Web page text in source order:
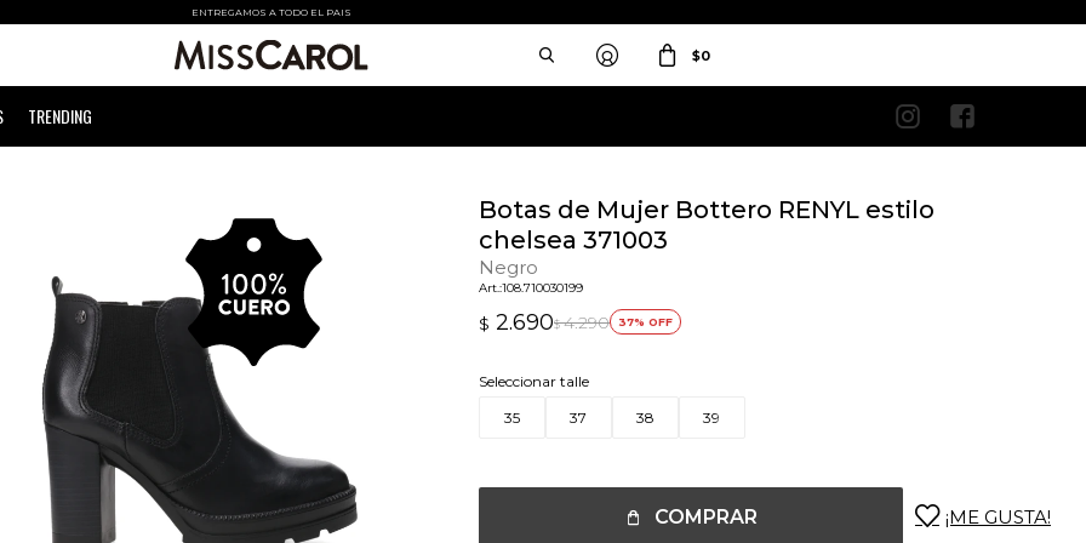
ENTREGAMOS A TODO EL PAIS
TRENDING
$0
 
Botas de Mujer Bottero RENYL estilo
chelsea 371003
Negro
108.710030199
$ 2.690$ 4.290 37
Seleccionar talle
35
37 38 39
COMPRAR